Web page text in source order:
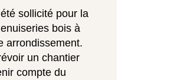
sollicité pour la
bois à
arrondissement.
un chantier
compte du